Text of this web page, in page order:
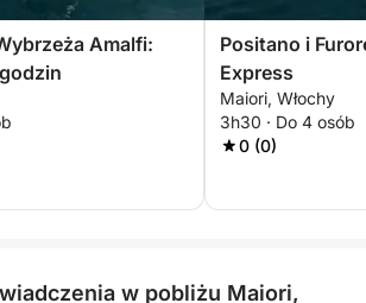
Amalfi:
Positano i
Express
Maiori, Włochy
3h30 · Do 4 osób
0 (0)
w pobliżu Maiori,